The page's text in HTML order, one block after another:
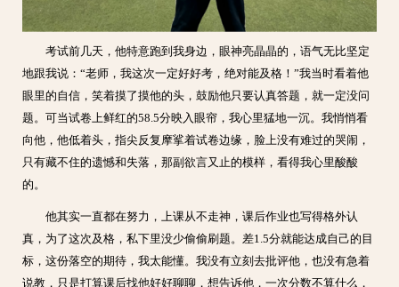
考试前几天，他特意跑到我身边，眼神亮晶晶的，语气无比坚定
地跟我说：“老师，我这次一定好好考，绝对能及格！”我当时看着他
眼里的自信，笑着摸了摸他的头，鼓励他只要认真答题，就一定没问
题。可当试卷上鲜红的58.5分映入眼帘，我心里猛地一沉。我悄悄看
向他，他低着头，指尖反复摩挲着试卷边缘，脸上没有难过的哭闹，
只有藏不住的遗憾和失落，那副欲言又止的模样，看得我心里酸酸
的。
他其实一直都在努力，上课从不走神，课后作业也写得格外认
真，为了这次及格，私下里没少偷偷刷题。差1.5分就能达成自己的目
标，这份落空的期待，我太能懂。我没有立刻去批评他，也没有急着
说教，只是打算课后找他好好聊聊，想告诉他，一次分数不算什么，